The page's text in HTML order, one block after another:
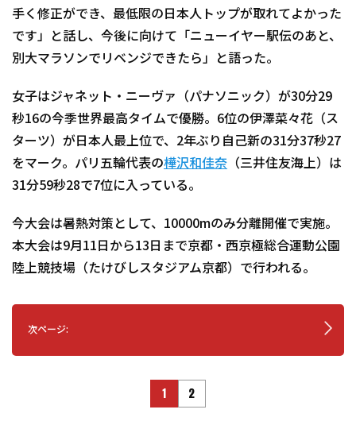
手く修正ができ、最低限の日本人トップが取れてよかった
です」と話し、今後に向けて「ニューイヤー駅伝のあと、
別大マラソンでリベンジできたら」と語った。
女子はジャネット・ニーヴァ（パナソニック）が30分29
秒16の今季世界最高タイムで優勝。6位の伊澤菜々花（ス
ターツ）が日本人最上位で、2年ぶり自己新の31分37秒27
をマーク。パリ五輪代表の樺沢和佳奈 （三井住友海上）は
31分59秒28で7位に入っている。
今大会は暑熱対策として、10000mのみ分離開催で実施。
本大会は9月11日から13日まで京都・西京極総合運動公園
陸上競技場（たけびしスタジアム京都）で行われる。
次ページ:
1 2